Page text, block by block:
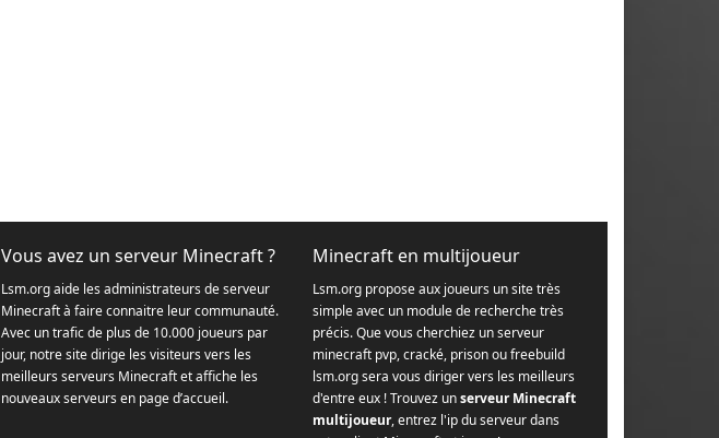
Vous avez un serveur Minecraft ?
Lsm.org aide les administrateurs de serveur
Minecraft à faire connaitre leur communauté.
Avec un trafic de plus de 10.000 joueurs par
jour, notre site dirige les visiteurs vers les
meilleurs serveurs Minecraft et affiche les
nouveaux serveurs en page d’accueil.
Minecraft en multijoueur
Lsm.org propose aux joueurs un site très
simple avec un module de recherche très
précis. Que vous cherchiez un serveur
minecraft pvp, cracké, prison ou freebuild
lsm.org sera vous diriger vers les meilleurs
d'entre eux ! Trouvez unserveur Minecraft
multijoueur, entrez l'ip du serveur dans